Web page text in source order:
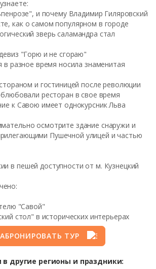
и почему Владимир Гиляровский
как о самом популярном в городе
зверь саламандра стал
"Горю и не сгораю"
разное время носила знаменитая
и гостиницей после революции
ресторан в свое время
к Савою имеет однокурсник Льва
осмотрите здание снаружи и
Пушечной улицей и частью
в пешей доступности от м. Кузнецкий
"Савой"
стол" в исторических интерьерах
ТУР
в другие регионы и праздники: